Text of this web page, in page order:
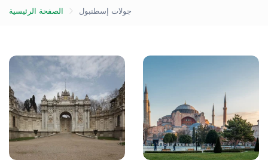
الصفحة الرئيسية جولات إسطنبول